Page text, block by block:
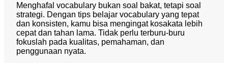
Menghafal vocabulary bukan soal bakat, tetapi soal
strategi. Dengan tips belajar vocabulary yang tepat
dan konsisten, kamu bisa mengingat kosakata lebih
cepat dan tahan lama. Tidak perlu terburu-buru
fokuslah pada kualitas, pemahaman, dan
penggunaan nyata.